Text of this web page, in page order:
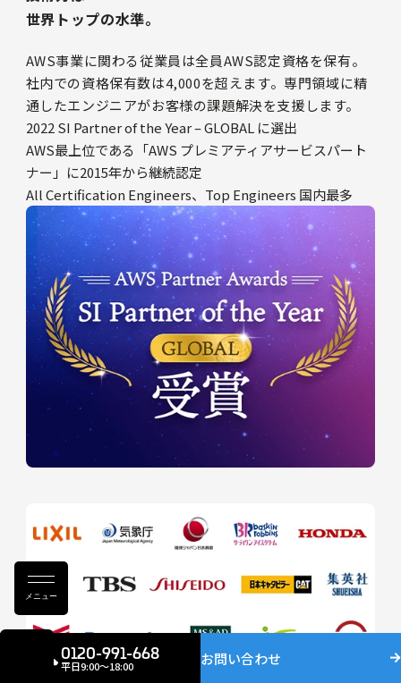
メニュー
世界トップの水準。
AWS事業に関わる従業員は全員AWS認定資格を保有。
社内での資格保有数は4,000を超えます。専門領域に精
通したエンジニアがお客様の課題解決を支援します。
2022 SI Partner of the Year – GLOBAL に選出
AWS最上位である「AWS プレミアティアサービスパート
ナー」に2015年から継続認定
All Certification Engineers、Top Engineers 国内最多
0120-991-668
平日9:00〜18:00 お問い合わせ